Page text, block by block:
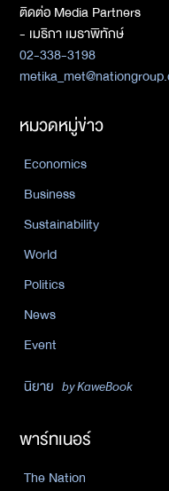
ติดต่อ Media Partners
- เมธิกา เมธาพิทักษ์
02-338-3198
หมวดหมู่ข่าว
Economics
Business
Sustainability
World
Politics
News
Event
นิยาย by KaweBook
พาร์ทเนอร์
The Nation